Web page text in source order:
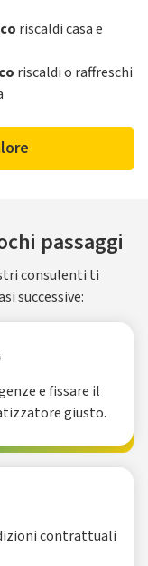
riscaldi casa e
riscaldi o raffreschi
passaggi
consulenti ti
successive:
e fissare il
giusto.
contrattuali